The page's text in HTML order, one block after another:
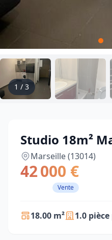
1 / 3
Studio 18m²
Marseille (13014)
42 000 €
Vente
18.00 m² 1.0